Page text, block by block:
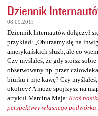
Dziennik
08.09.2015
Dziennik Internautów dołączył
przykład: „Oburzamy się na
amerykańskich służb, ale co
Czy myślałeś, że gdy stoisz
obserwowany np. przez
biurku i pije kawę? Czy
okolicy? A może spojrzysz na
artykuł Marcina Maja: Ktoś
perspektywy własnego podwórka